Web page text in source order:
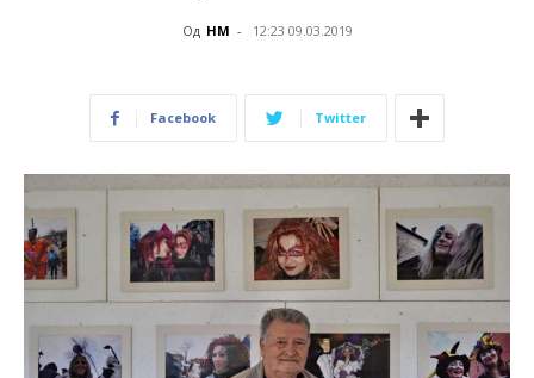
Од НМ - 12:23 09.03.2019
Facebook Twitter